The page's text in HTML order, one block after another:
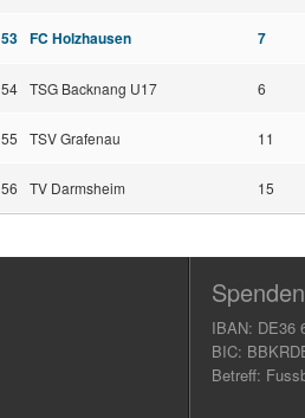
53 FC Holzhausen 7
54 TSG Backnang U17 6
55 TSV Grafenau 11
56 TV Darmsheim 15
IBAN: DE36
BIC:
Betreff: